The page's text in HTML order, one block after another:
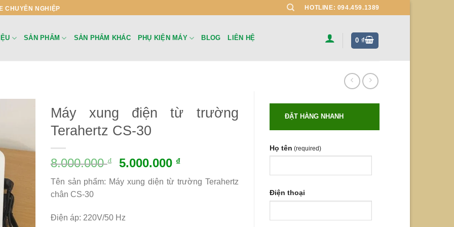
CHUYÊN NGHIỆP HOTLINE: 094.459.1389
SẢN PHẨM SẢN PHẨM KHÁC PHỤ KIỆN MÁY BLOG LIÊN HỆ 0₫
ĐẶT HÀNG NHANH
Họ tên (required)
Điện thoại
Máy xung điện từ trường
Terahertz CS-30
8.000.000₫ 5.000.000 ₫
Tên sản phẩm: Máy xung diện từ trường Terahertz
chân CS-30
Điện áp: 220V/50 Hz